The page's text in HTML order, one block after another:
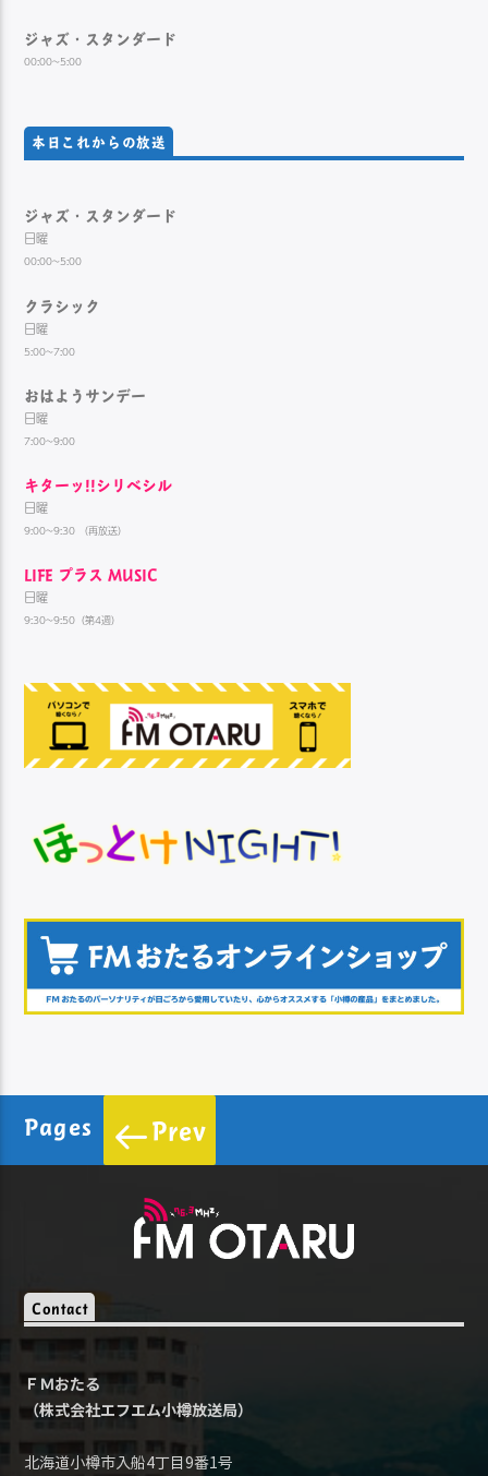
ジャズ・スタンダード
00:00~5:00
本日これからの放送
ジャズ・スタンダード
日曜
00:00~5:00
クラシック
日曜
5:00~7:00
おはようサンデー
日曜
7:00~9:00
キターッ!!シリベシル
日曜
9:00~9:30 （再放送）
LIFE プラス MUSIC
日曜
9:30~9:50（第4週）
Pages Prev
Contact
ＦＭおたる
（株式会社エフエム小樽放送局）
北海道小樽市入船4丁目9番1号